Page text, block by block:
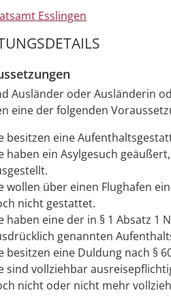
Esslingen
Ausländer oder Ausländerin
eine der folgenden
besitzen eine
haben ein Asylgesuch
wollen über einen Flughafen
nicht gestattet.
haben eine der in § 1 Absatz 1
genannten
besitzen eine Duldung nach §
sind vollziehbar
nicht oder nicht mehr